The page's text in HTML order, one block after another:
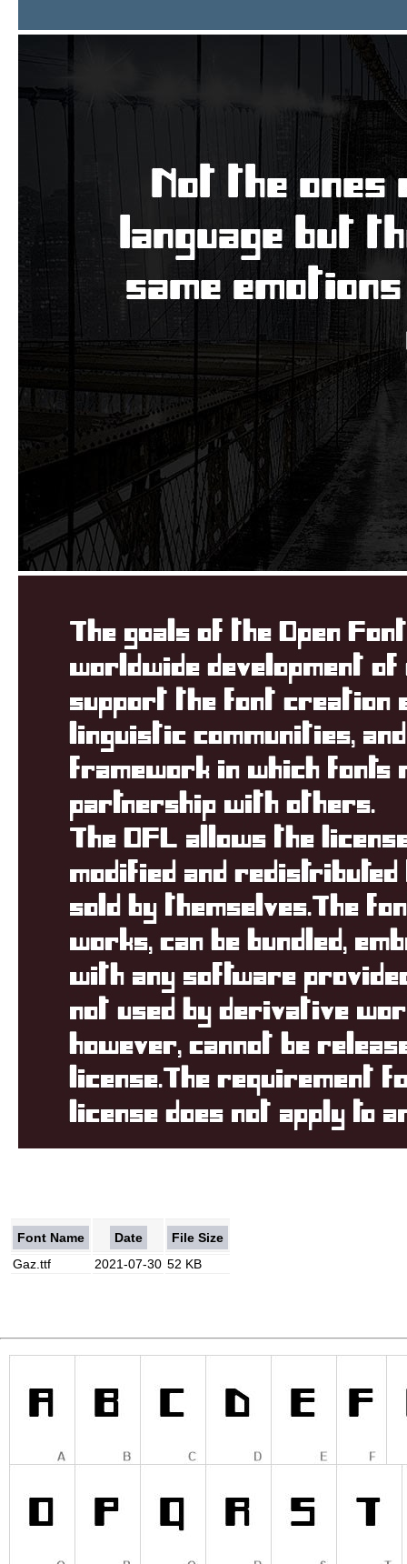
Font Name Date
File Size
Gaz.ttf
2021-07-30 52 KB